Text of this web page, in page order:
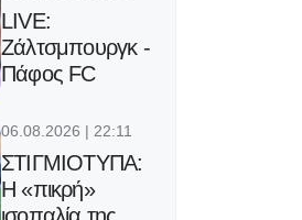
LIVE:
Ζάλτσμπουργκ -
Πάφος FC
06.08.2026 | 22:11
ΣΤΙΓΜΙΟΤΥΠΑ:
Η «πικρή»